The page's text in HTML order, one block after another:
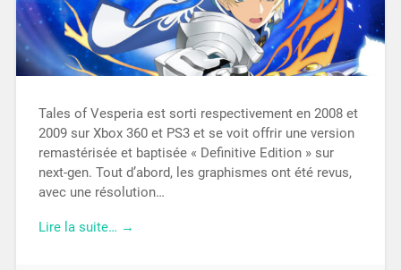
Tales of Vesperia est sorti respectivement en 2008 et
2009 sur Xbox 360 et PS3 et se voit offrir une version
remastérisée et baptisée « Definitive Edition » sur
next-gen. Tout d’abord, les graphismes ont été revus,
avec une résolution…
Lire la suite… →